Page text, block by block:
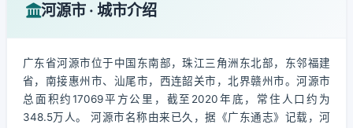
河源市 · 城市介绍
广东省河源市位于中国东南部，珠江三角洲东北部，东邻福建
省，南接惠州市、汕尾市，西连韶关市，北界赣州市。河源市
总面积约17069平方公里，截至2020年底，常住人口约为
348.5万人。 河源市名称由来已久，据《广东通志》记载，河